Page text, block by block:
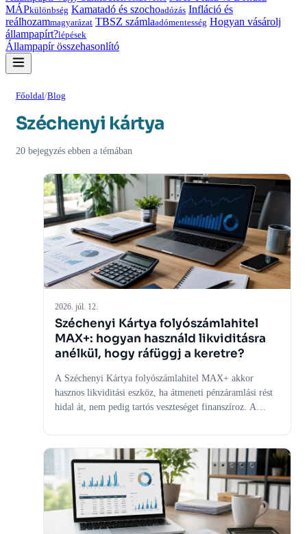
MÁPkülönbség Kamatadó és szochoadózás Infláció és
reálhozammagyarázat TBSZ számlaadómentesség Hogyan vásárolj
állampapírt?lépések
Állampapír összehasonlító
Főoldal/Blog
Széchenyi kártya
20 bejegyzés ebben a témában
2026. júl. 12.
Széchenyi Kártya folyószámlahitel
MAX+: hogyan használd likviditásra
anélkül, hogy ráfüggj a keretre?
A Széchenyi Kártya folyószámlahitel MAX+ akkor
hasznos likviditási eszköz, ha átmeneti pénzáramlási rést
hidal át, nem pedig tartós veszteséget finanszíroz. A
visszatöltési szabályra és vezetői önkorlátozásra van
szükség.